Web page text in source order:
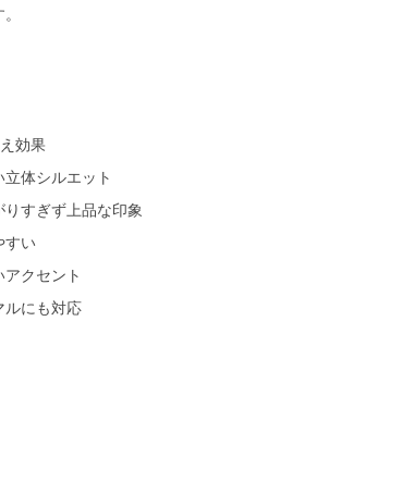
効果
体シルエット
すぎず上品な印象
すい
クセント
ルにも対応